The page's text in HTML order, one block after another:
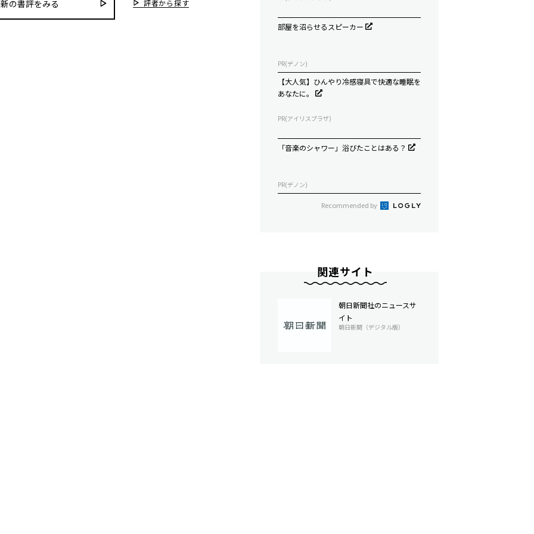
の書評をみる 評者から探す
部屋を沼らせるスピーカー
PR(デノン)
【大人気】ひんやり冷感寝具で快適な睡眠を
あなたに。
PR(アイリスプラザ)
「音楽のシャワー」浴びたことはある？
PR(デノン)
Recommended by
関連サイト
朝日新聞社のニュースサ
イト
朝日新聞（デジタル版）